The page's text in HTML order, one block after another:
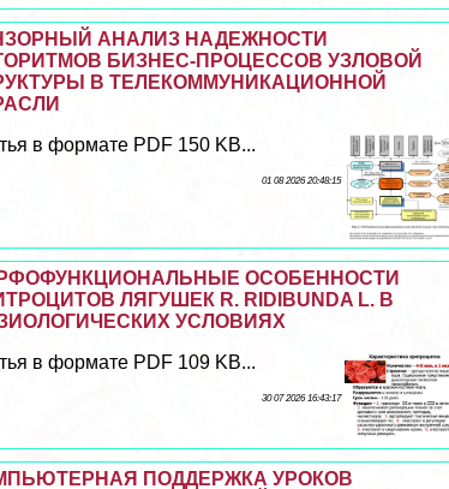
АНАЛИЗ НАДЕЖНОСТИ
БИЗНЕС-ПРОЦЕССОВ УЗЛОВОЙ
В ТЕЛЕКОММУНИКАЦИОННОЙ
в формате PDF 150 KB...
01 08 2026 20:48:15
ОСОБЕННОСТИ
ЛЯГУШЕК R. RIDIBUNDA L. В
УСЛОВИЯХ
в формате PDF 109 KB...
30 07 2026 16:43:17
ПОДДЕРЖКА УРОКОВ